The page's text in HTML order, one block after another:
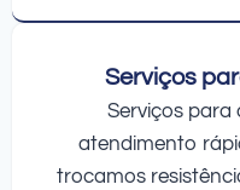
Serviços
Serviços para
atendimento
trocamos